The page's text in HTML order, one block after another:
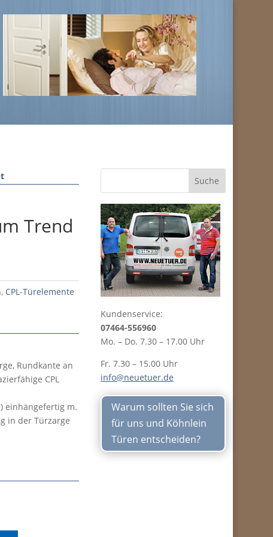
Trend
, CPL-Türelemente
Rundkante an
CPL
einhängefertig m.
in der Türzarge
Kundenservice:
07464-556960
Mo. – Do. 7.30 – 17.00 Uhr
Fr. 7.30 – 15.00 Uhr
info@neuetuer.de
Warum sollten Sie sich
für uns und Köhnlein
Türen entscheiden?